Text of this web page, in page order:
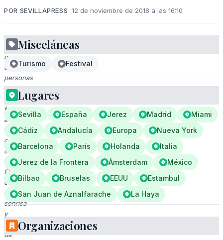
POR SEVILLAPRESS 12 de noviembre de 2018 a las 16:10
El
grupo
de
personas
está
posando
frente
a
un
cartel
del
Festival
Flamenco,
con
una
sonrisa
y
gesto
de
Misceláneas
Turismo Festival
Lugares
Sevilla España Jerez Madrid
Miami
Cádiz
Andalucía Europa
Nueva York
Barcelona
París Holanda
Italia
Jerez de la Frontera
Ámsterdam
México
Bilbao
Bruselas EEUU
Estambul
San Juan de Aznalfarache
La Haya
Organizaciones